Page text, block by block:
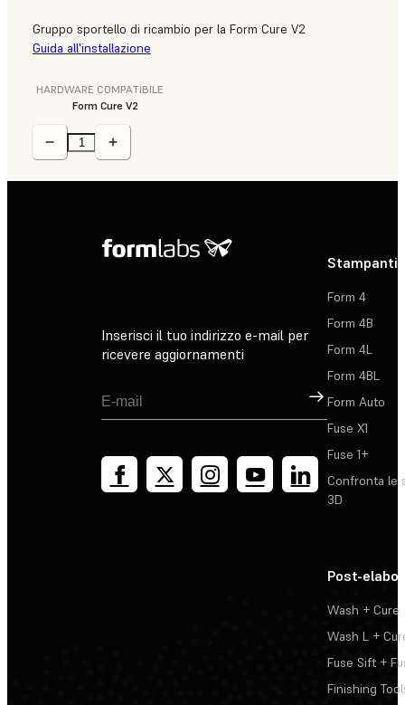
Gruppo sportello di ricambio per la Form Cure V2
Guida all'installazione
HARDWARE COMPATIBILE
Form Cure V2
Inserisci il tuo indirizzo e-mail per
ricevere aggiornamenti
Registrati
Stampanti
Form 4
Form 4B
Form 4L
Form 4BL
Form Auto
Fuse X1
Fuse 1+
Confronta le
3D
Post-
Wash + Cure
Wash L +
Fuse Sift +
Finishing